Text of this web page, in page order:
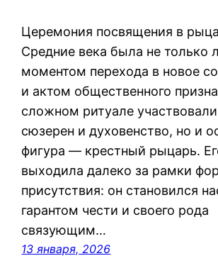
Церемония посвящения в
Средние века была не только
моментом перехода в новое
и актом общественного
сложном ритуале
сюзерен и духовенство, но и
фигура — крестный рыцарь.
выходила далеко за рамки
присутствия: он становился
гарантом чести и своего рода
связующим…
13 января, 2026